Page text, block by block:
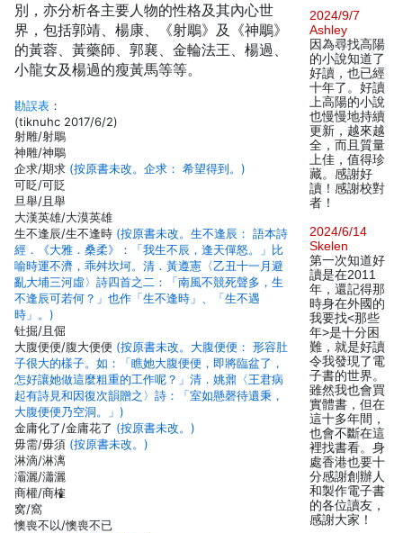
別，亦分析各主要人物的性格及其內心世
界，包括郭靖、楊康、《射鵰》及《神鵰》
的黃蓉、黃藥師、郭襄、金輪法王、楊過、
小龍女及楊過的瘦黃馬等等。
勘誤表 ：
(tiknuhc 2017/6/2)
射雕/射鵰
神雕/神鵰
企求/期求 (按原書未改。企求： 希望得到。)
可眨/可貶
旦舉/且舉
大漢英雄/大漠英雄
生不逢辰/生不逢時 (按原書未改。生不逢辰： 語本詩
經．《大雅．桑柔》：「我生不辰，逢天僤怒。」比
喻時運不濟，乖舛坎坷。清．黃遵憲〈乙丑十一月避
亂大埔三河虛〉詩四首之二：「南風不競死聲多，生
不逢辰可若何？」也作「生不逢時」、「生不遇
時」。)
钍掘/且倔
大腹便便/腹大便便 (按原書未改。大腹便便： 形容肚
子很大的樣子。如：「瞧她大腹便便，即將臨盆了，
怎好讓她做這麼粗重的工作呢？」清．姚鼐〈王君病
起有詩見和因復次韻贈之〉詩：「室如懸磬待遺秉，
大腹便便乃空洞。」)
金庸化了/金庸花了 (按原書未改。)
毋需/毋須 (按原書未改。)
淋滴/淋漓
灞灑/瀟灑
商權/商榷
窝/窩
懊喪不以/懊喪不已
2024/9/7
Ashley
因為尋找高陽
的小說知道了
好讀，也已經
十年了。好讀
上高陽的小說
也慢慢地持續
更新，越來越
全，而且質量
上佳，值得珍
藏。感謝好
讀！感謝校對
者！
2024/6/14
Skelen
第一次知道好
讀是在2011
年，還記得那
時身在外國的
我要找<那些
年>是十分困
難，就是好讀
令我發現了電
子書的世界。
雖然我也會買
實體書，但在
這十多年間，
也會不斷在這
裡找書看。身
處香港也要十
分感謝創辦人
和製作電子書
的各位讀友，
感謝大家！